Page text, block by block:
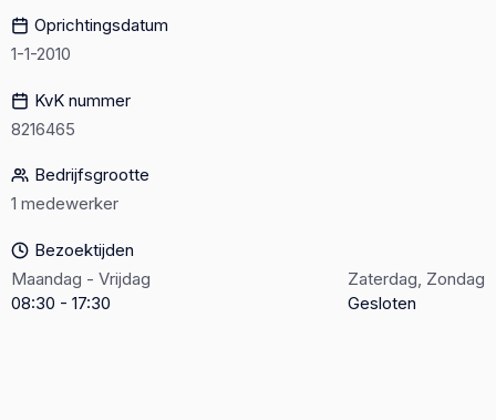
Oprichtingsdatum
1-1-2010
KvK nummer
8216465
Bedrijfsgrootte
1 medewerker
Bezoektijden
Maandag - Vrijdag
08:30 - 17:30
Zaterdag, Zondag
Gesloten